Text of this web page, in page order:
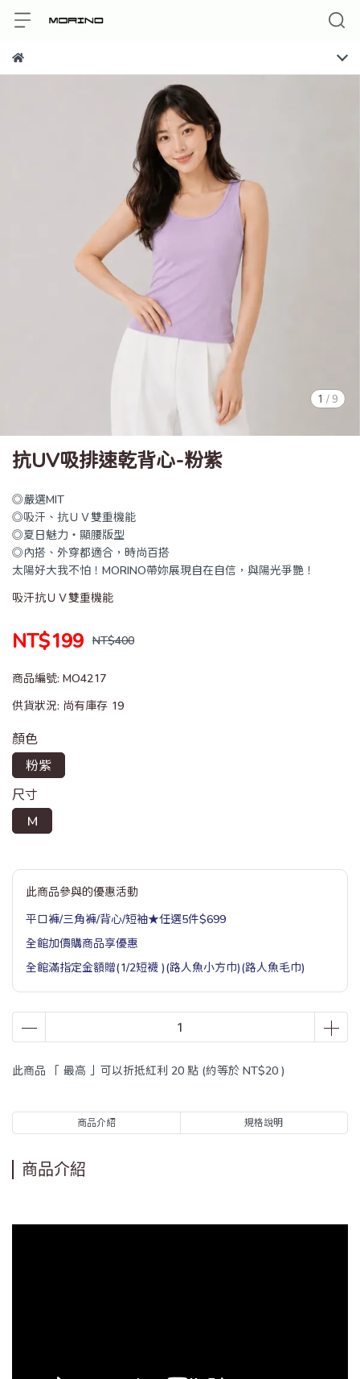
1 / 9
抗UV吸排速乾背心-粉紫
◎嚴選MIT
◎吸汗、抗ＵＶ雙重機能
◎夏日魅力‧顯腰版型
◎內搭、外穿都適合，時尚百搭
太陽好大我不怕！MORINO帶妳展現自在自信，與陽光爭艷！
吸汗抗ＵＶ雙重機能
NT$199 NT$400
商品編號: MO4217
供貨狀況: 尚有庫存 19
顏色
粉紫
尺寸
M
此商品參與的優惠活動
平口褲/三角褲/背心/短袖★任選5件$699
全館加價購商品享優惠
全館滿指定金額贈(1/2短襪 )(路人魚小方巾)(路人魚毛巾)
此商品 「 最高 」可以折抵紅利 20 點 (約等於 NT$20 )
商品介紹 規格說明
商品介紹